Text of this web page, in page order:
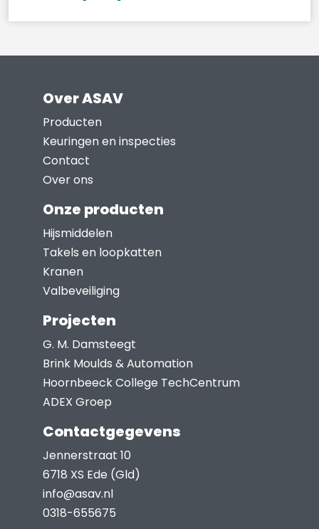
Over ASAV
Producten
Keuringen en inspecties
Contact
Over ons
Onze producten
Hijsmiddelen
Takels en loopkatten
Kranen
Valbeveiliging
Projecten
G. M. Damsteegt
Brink Moulds & Automation
Hoornbeeck College TechCentrum
ADEX Groep
Contactgegevens
Jennerstraat 10
6718 XS Ede (Gld)
info@asav.nl
0318-655675